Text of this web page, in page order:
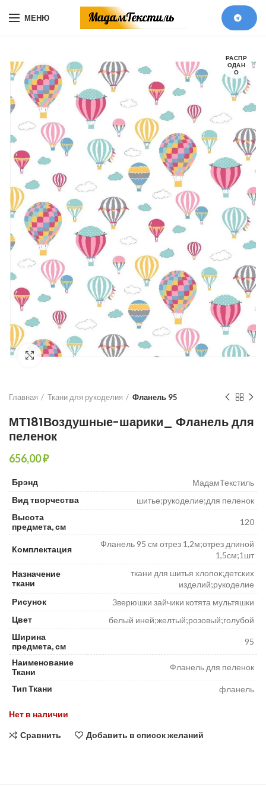
МЕНЮ
РАСПР
ОДАН
О
Увеличить
Главная Ткани для рукоделия Фланель 95
МТ181Воздушные-шарики_ Фланель для
пеленок
₽
Брэнд
МадамТекстиль
Вид творчества
шитье;рукоделие;для пеленок
Высота
предмета, см
120
Комплектация
Фланель 95 см отрез 1,2м;отрез длиной
1,5см;1шт
Назначение
ткани
ткани для шитья хлопок;детских
изделий;рукоделие
Рисунок
Зверюшки зайчики котята мультяшки
Цвет
белый иней;желтый;розовый;голубой
Ширина
предмета, см
95
Наименование
Ткани
Фланель для пеленок
Тип Ткани фланель
Нет в наличии
Сравнить Добавить в список желаний